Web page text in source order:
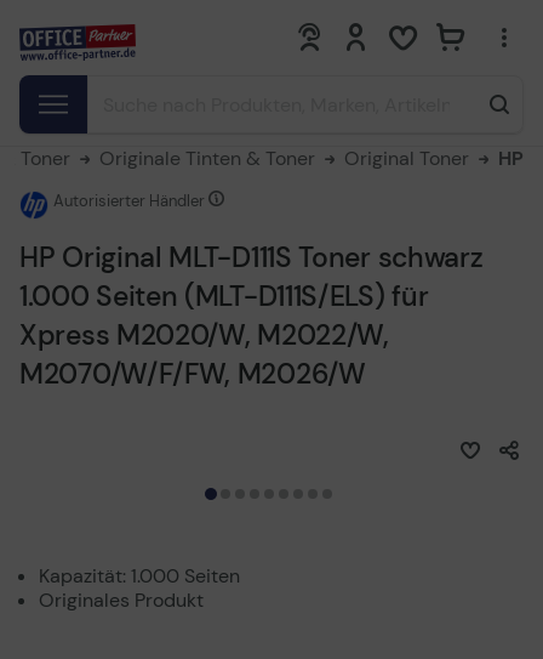
0 0
Toner Originale Tinten & Toner Original Toner HP
HP Original MLT-D111S Toner schwarz
1.000 Seiten (MLT-D111S/ELS) für
Xpress M2020/W, M2022/W,
M2070/W/F/FW, M2026/W
Autorisierter Händler
Kapazität: 1.000 Seiten
Originales Produkt